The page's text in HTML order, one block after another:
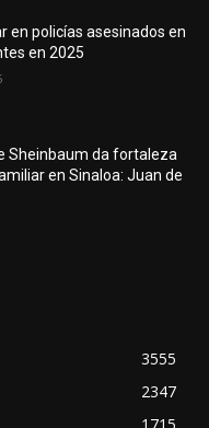
en policías asesinados en
en 2025
Sheinbaum da fortaleza
en Sinaloa: Juan de
3555
2347